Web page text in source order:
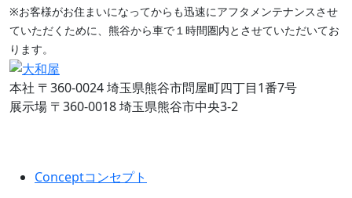
※お客様がお住まいになってからも迅速にアフタメンテナンスさせ
ていただくために、熊谷から車で１時間圏内とさせていただいてお
ります。
本社 〒360-0024 埼玉県熊谷市問屋町四丁目1番7号
展示場 〒360-0018 埼玉県熊谷市中央3-2
Conceptコンセプト